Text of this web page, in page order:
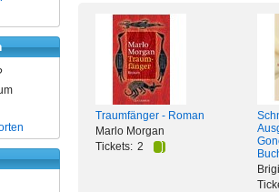
Traumfänger - Roman
Marlo Morgan
Tickets: 2